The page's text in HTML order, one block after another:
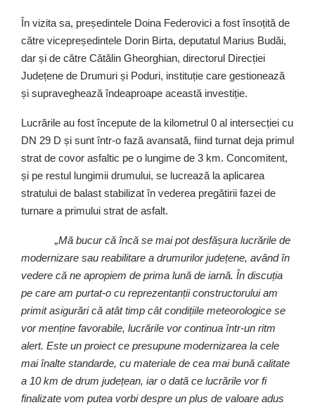
În vizita sa, președintele Doina Federovici a fost însoțită de
către vicepreședintele Dorin Birta, deputatul Marius Budăi,
dar și de către Cătălin Gheorghian, directorul Direcției
Județene de Drumuri și Poduri, instituție care gestionează
și supraveghează îndeaproape această investiție.
Lucrările au fost începute de la kilometrul 0 al intersecției cu
DN 29 D și sunt într-o fază avansată, fiind turnat deja primul
strat de covor asfaltic pe o lungime de 3 km. Concomitent,
și pe restul lungimii drumului, se lucrează la aplicarea
stratului de balast stabilizat în vederea pregătirii fazei de
turnare a primului strat de asfalt.
„Mă bucur că încă se mai pot desfășura lucrările de
modernizare sau reabilitare a drumurilor județene, având în
vedere că ne apropiem de prima lună de iarnă. În discuția
pe care am purtat-o cu reprezentanții constructorului am
primit asigurări că atât timp cât condițiile meteorologice se
vor menține favorabile, lucrările vor continua într-un ritm
alert. Este un proiect ce presupune modernizarea la cele
mai înalte standarde, cu materiale de cea mai bună calitate
a 10 km de drum județean, iar o dată ce lucrările vor fi
finalizate vom putea vorbi despre un plus de valoare adus